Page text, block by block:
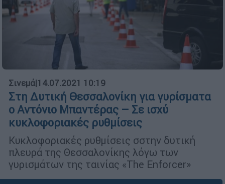
Σινεμά|14.07.2021 10:19
Στη Δυτική Θεσσαλονίκη για γυρίσματα
ο Αντόνιο Μπαντέρας – Σε ισχύ
κυκλοφοριακές ρυθμίσεις
Κυκλοφοριακές ρυθμίσεις σστην δυτική
πλευρά της Θεσσαλονίκης λόγω των
γυρισμάτων της ταινίας «The Enforcer»